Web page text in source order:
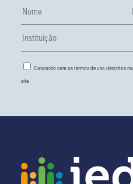
Concordo com os termos de uso descritos na
site.